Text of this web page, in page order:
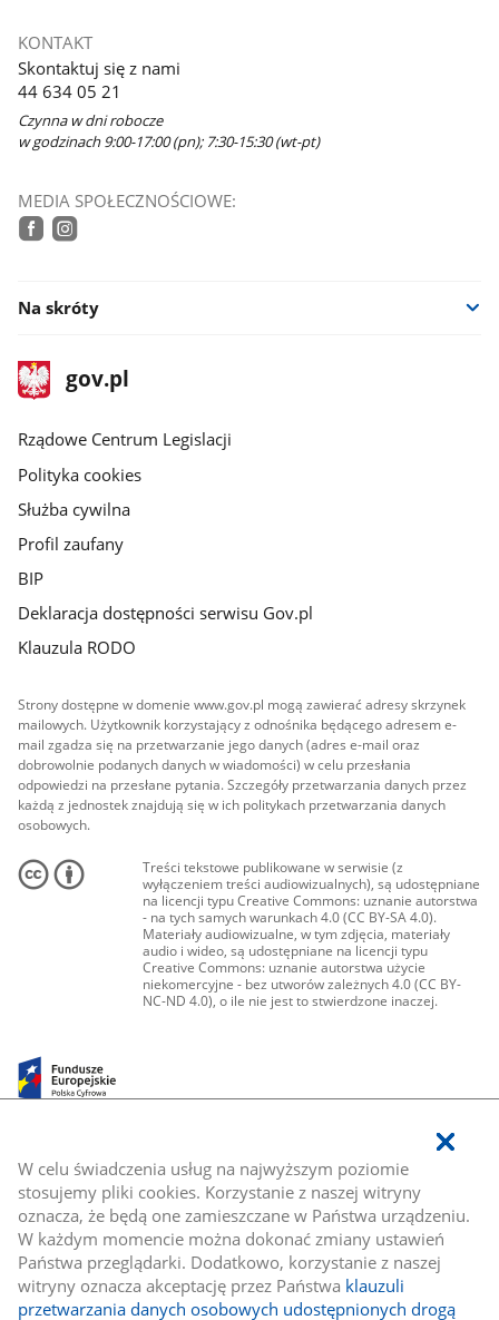
W celu świadczenia usług na najwyższym poziomie
stosujemy pliki cookies. Korzystanie z naszej witryny
oznacza, że będą one zamieszczane w Państwa urządzeniu.
W każdym momencie można dokonać zmiany ustawień
Państwa przeglądarki. Dodatkowo, korzystanie z naszej
witryny oznacza akceptację przez Państwa klauzuli
przetwarzania danych osobowych udostępnionych drogą
KONTAKT
Skontaktuj się z nami
44 634 05 21
Czynna w dni robocze
w godzinach 9:00-17:00 (pn); 7:30-15:30 (wt-pt)
MEDIA SPOŁECZNOŚCIOWE:
Na skróty
stopka
gov.plStrona
gov.pl
Rządowe Centrum Legislacji
Polityka cookies
Służba cywilna
Profil zaufany
BIP
Deklaracja dostępności serwisu Gov.pl
Klauzula RODO
Strony dostępne w domenie www.gov.pl mogą zawierać adresy skrzynek
mailowych. Użytkownik korzystający z odnośnika będącego adresem e-
mail zgadza się na przetwarzanie jego danych (adres e-mail oraz
dobrowolnie podanych danych w wiadomości) w celu przesłania
odpowiedzi na przesłane pytania. Szczegóły przetwarzania danych przez
każdą z jednostek znajdują się w ich politykach przetwarzania danych
osobowych.
Treści tekstowe publikowane w serwisie (z
wyłączeniem treści audiowizualnych), są udostępniane
na licencji typu Creative Commons: uznanie autorstwa
- na tych samych warunkach 4.0 (CC BY-SA 4.0).
Materiały audiowizualne, w tym zdjęcia, materiały
audio i wideo, są udostępniane na licencji typu
Creative Commons: uznanie autorstwa użycie
niekomercyjne - bez utworów zależnych 4.0 (CC BY-
NC-ND 4.0), o ile nie jest to stwierdzone inaczej.